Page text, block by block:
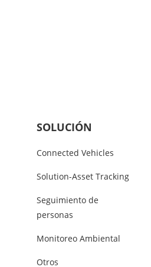
SOLUCIÓN
Connected Vehicles
Solution-Asset Tracking
Seguimiento de
personas
Monitoreo Ambiental
Otros